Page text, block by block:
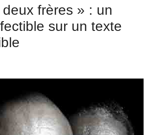
frères » : un
sur un texte